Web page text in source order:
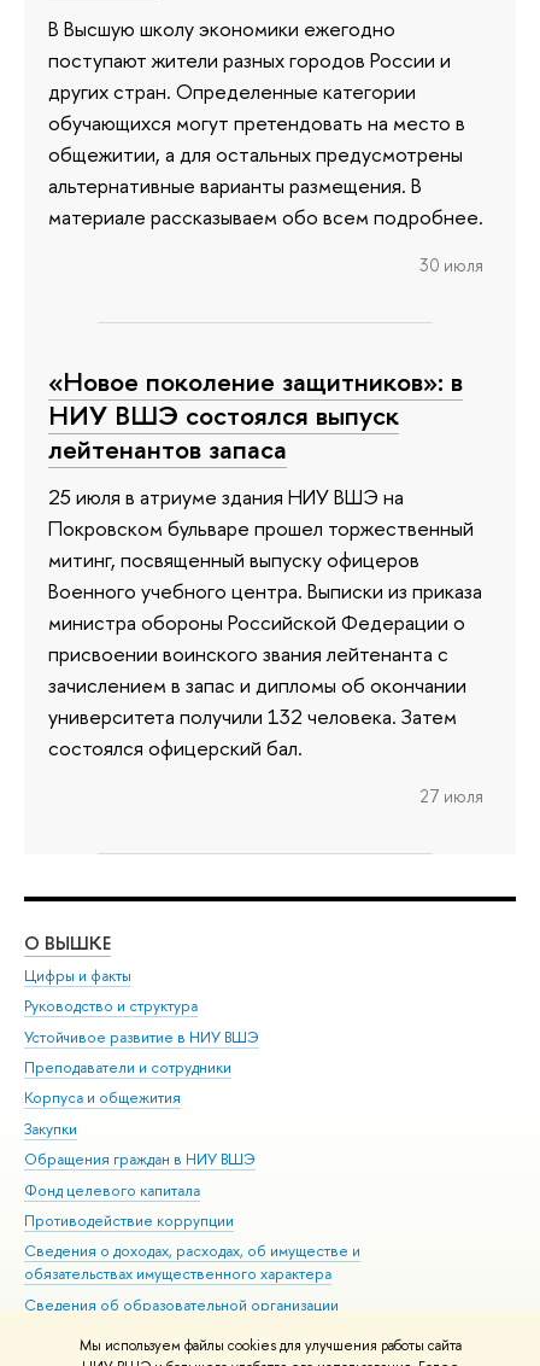
Мы используем файлы cookies для улучшения работы сайта
В Высшую школу экономики ежегодно
поступают жители разных городов России и
других стран. Определенные категории
обучающихся могут претендовать на место в
общежитии, а для остальных предусмотрены
альтернативные варианты размещения. В
материале рассказываем обо всем подробнее.
30 июля
«Новое поколение защитников»: в
НИУ ВШЭ состоялся выпуск
лейтенантов запаса
25 июля в атриуме здания НИУ ВШЭ на
Покровском бульваре прошел торжественный
митинг, посвященный выпуску офицеров
Военного учебного центра. Выписки из приказа
министра обороны Российской Федерации о
присвоении воинского звания лейтенанта с
зачислением в запас и дипломы об окончании
университета получили 132 человека. Затем
состоялся офицерский бал.
27 июля
О ВЫШКЕ
Цифры и факты
Руководство и структура
Устойчивое развитие в НИУ ВШЭ
Преподаватели и сотрудники
Корпуса и общежития
Закупки
Обращения граждан в НИУ ВШЭ
Фонд целевого капитала
Противодействие коррупции
Сведения о доходах, расходах, об имуществе и
обязательствах имущественного характера
Сведения об образовательной организации
Людям с ограниченными возможностями здоровья